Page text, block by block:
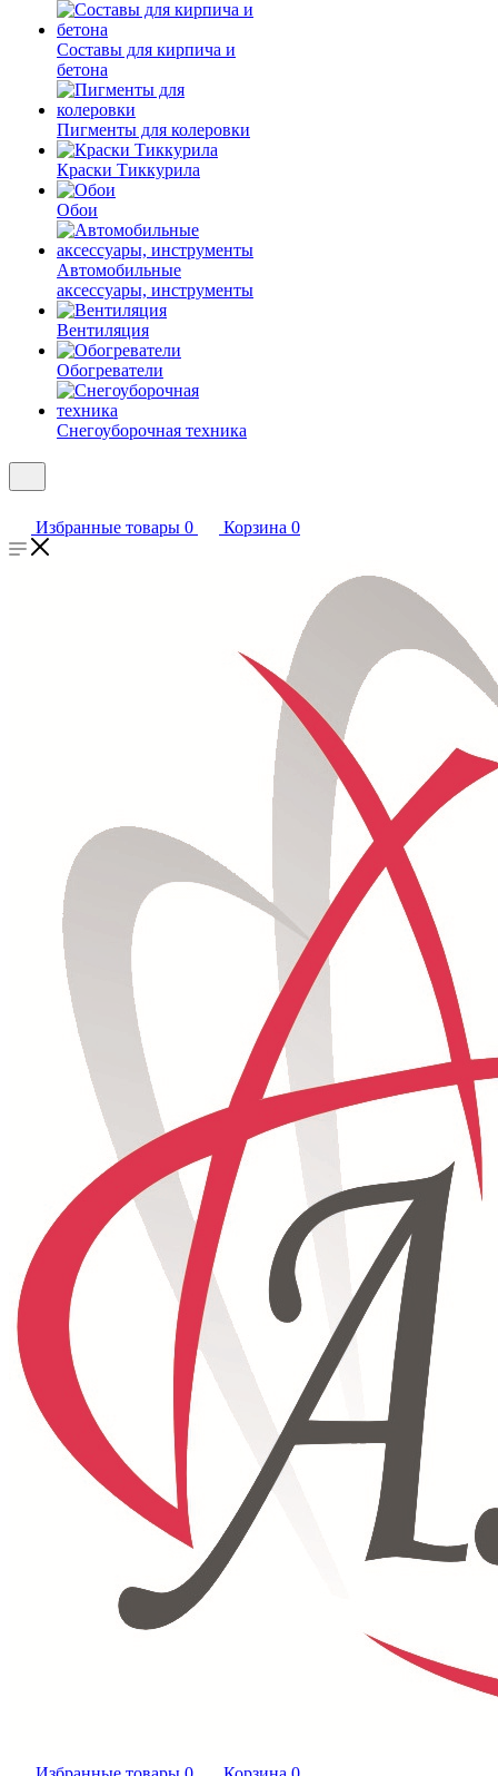
Составы для кирпича и
бетона
Пигменты для колеровки
Краски Тиккурила
Обои
Автомобильные
аксессуары, инструменты
Вентиляция
Обогреватели
Снегоуборочная техника
Избранные товары 0 Корзина 0